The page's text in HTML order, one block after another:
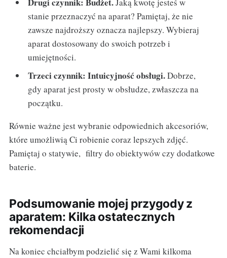
Jaką kwotę jesteś w
stanie przeznaczyć na aparat? Pamiętaj, że nie
zawsze najdroższy oznacza najlepszy. Wybieraj
aparat dostosowany do swoich potrzeb i
umiejętności.
Trzeci czynnik: Intuicyjność obsługi.Dobrze,
gdy aparat jest prosty w obsłudze, zwłaszcza na
początku.
Równie ważne jest wybranie odpowiednich akcesoriów,
które umożliwią Ci robienie coraz lepszych zdjęć.
Pamiętaj o statywie, filtry do obiektywów czy dodatkowe
baterie.
Podsumowanie mojej przygody z
aparatem: Kilka ostatecznych
rekomendacji
Na koniec chciałbym podzielić się z Wami kilkoma